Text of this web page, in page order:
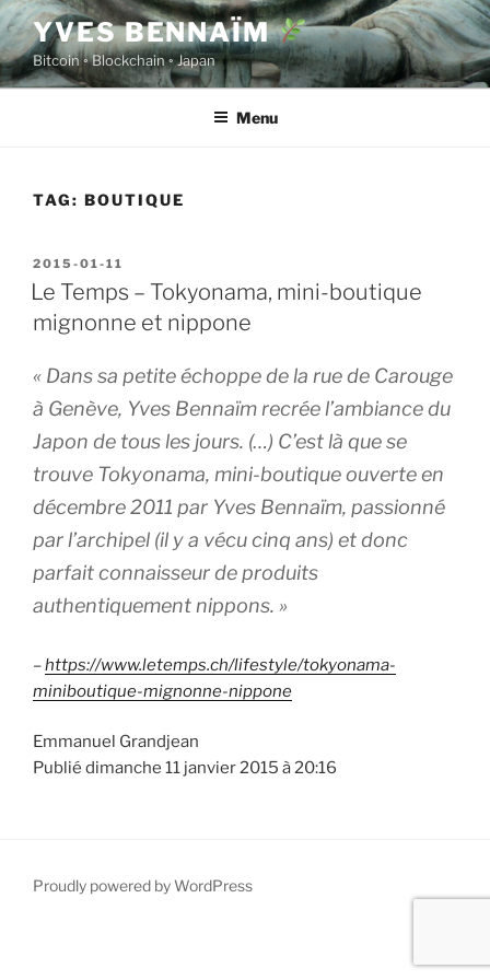
Skip
to
content
YVES BENNAÏM
Bitcoin ◦ Blockchain ◦ Japan
Menu
TAG: BOUTIQUE
POSTED
ON
2015-01-11
Le Temps – Tokyonama, mini-boutique
mignonne et nippone
« Dans sa petite échoppe de la rue de Carouge
à Genève, Yves Bennaïm recrée l’ambiance du
Japon de tous les jours. (…) C’est là que se
trouve Tokyonama, mini-boutique ouverte en
décembre 2011 par Yves Bennaïm, passionné
par l’archipel (il y a vécu cinq ans) et donc
parfait connaisseur de produits
authentiquement nippons. »
–https://www.letemps.ch/lifestyle/tokyonama-
miniboutique-mignonne-nippone
Emmanuel Grandjean
Publié dimanche 11 janvier 2015 à 20:16
Proudly powered by WordPress